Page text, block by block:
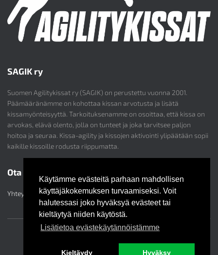
SAGIK ry
Suomen Agilitykissat ry (SAGIK) on perustettu vuonna 2001.
Päämääränämme on kohottaa kissan arvotusta ja lisätä
kissamyönteisyyttä. Tarkoituksenamme on osoittaa, että kissa on
arvokas, elävä olento, jolla on tunteet ja joka tarvitsee paljon
hoitoa ja seuraa. Kissa-agility ja kissojen aktivointi ylipäätään sopii
kaikille kissoille rodusta riippumatta.
Ota yhteyttä
Yhteystiedot
Käytämme evästeitä parhaan mahdollisen
käyttäjäkokemuksen turvaamiseksi. Voit
halutessasi joko hyväksyä evästeet tai
kieltäytyä niiden käytöstä.
Lisätietoa evästekäytännöistämme
Kieltäydy Hyväksy